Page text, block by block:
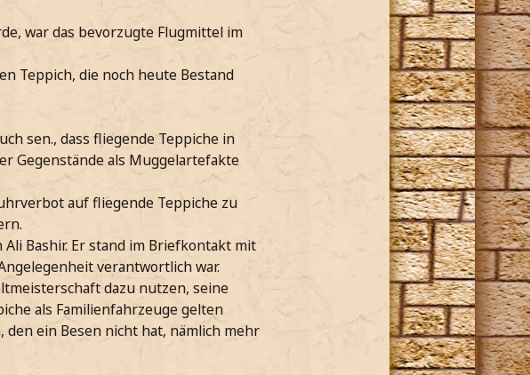
war das bevorzugte Flugmittel im
Teppich, die noch heute Bestand
sen., dass fliegende Teppiche in
Gegenstände als Muggelartefakte
auf fliegende Teppiche zu
Bashir. Er stand im Briefkontakt mit
verantwortlich war.
dazu nutzen, seine
als Familienfahrzeuge gelten
ein Besen nicht hat, nämlich mehr